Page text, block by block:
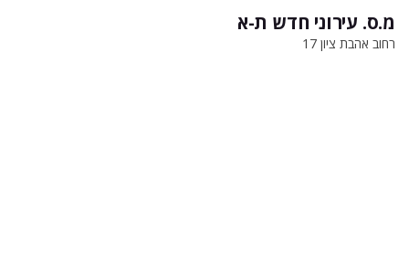
מ.ס. עירוני חדש ת-א
רחוב אהבת ציון 17